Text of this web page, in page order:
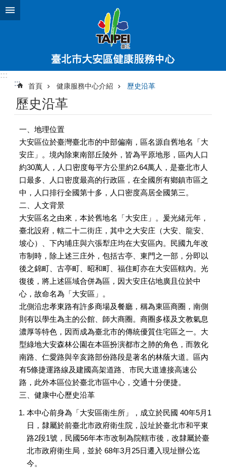
跳到主要內容區塊
:::
:::
首頁 健康服務中心介紹 歷史沿革
歷史沿革
一、地理位置
大安區位於臺灣臺北市的中部偏南，區名源自舊地名「大
安庄」。境內除東南部丘陵外，皆為平原地形，區內人口
約30萬人，人口密度每平方公里約2.64萬人，是臺北市人
口最多、人口密度最高的行政區，在全國所有鄉鎮市區之
中，人口排行全國第十多，人口密度高居全國第三。
二、人文背景
大安區名之由來，本於舊地名「大安庄」。爰光緒元年，
臺北設府，轄二十二街庄，其中之大安庄（大安、龍安、
坡心）、下內埔庄與六張犁庄均在大安區內。民國九年改
市制時，除上述三庄外，包括古亭、東門之一部，分即以
後之錦町、古亭町、昭和町、福住町亦在大安區轄內。光
復後，將上述區域合併為區，因大安庄佔地廣且位於中
心，故命名為「大安區」。
北側沿忠孝東路有許多商場及餐廳，稱為東區商圈，南側
則有以學生為主的公館、師大商圈。商圈多樣及文教氣息
濃厚等特色，因而成為臺北市的傳統優質住宅區之一。大
型綠地大安森林公園在本區扮演都市之肺的角色，而敦化
南路、仁愛路與辛亥路部份路段是著名的林蔭大道。區內
有5條捷運路線及建國高架道路、市民大道連接高速公
路，此外本區位於臺北市區中心，交通十分便捷。
三、健康中心歷史沿革
本中心前身為「大安區衛生所」，成立於民國 40年5月1
日，隸屬於前臺北市政府衛生院，設址於臺北市和平東
路2段1號，民國56年本市改制為院轄市後，改隸屬於臺
北市政府衛生局，並於 68年3月25日遷入現址辦公迄
今。